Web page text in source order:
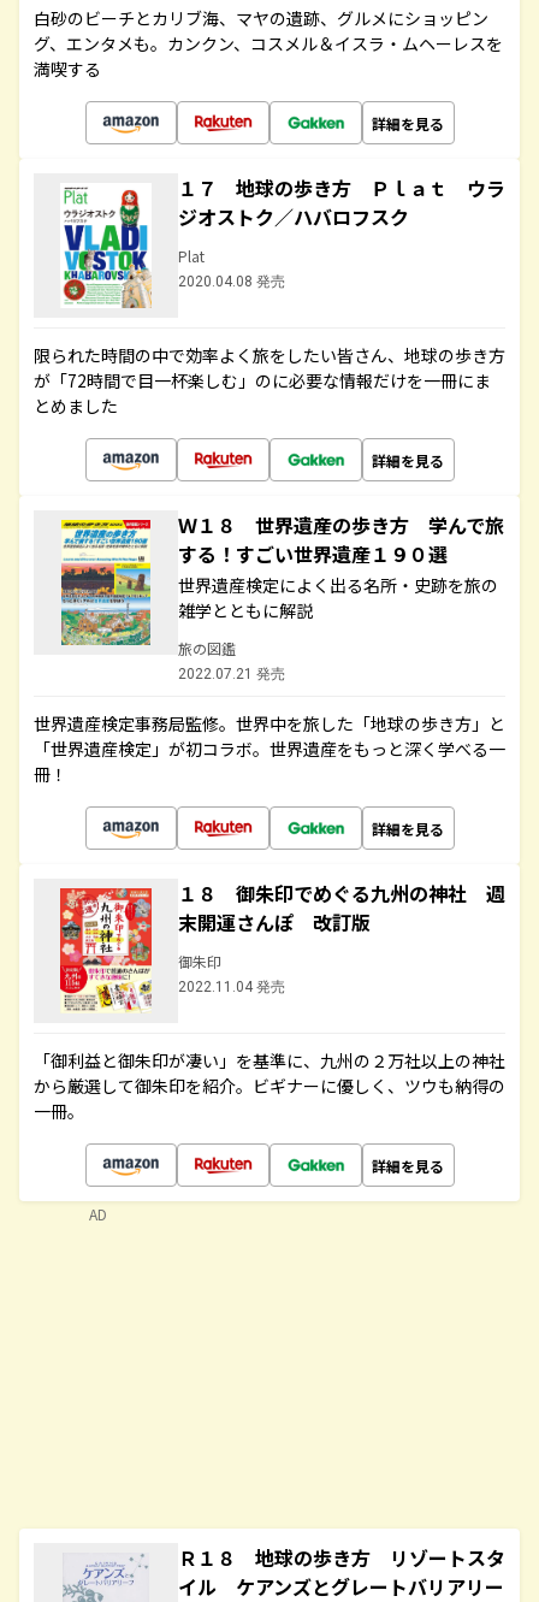
白砂のビーチとカリブ海、マヤの遺跡、グルメにショッピン
グ、エンタメも。カンクン、コスメル＆イスラ・ムヘーレスを
満喫する
詳細を見る
１７ 地球の歩き方 Ｐｌａｔ ウラ
ジオストク／ハバロフスク
Plat
2020.04.08 発売
限られた時間の中で効率よく旅をしたい皆さん、地球の歩き方
が「72時間で目一杯楽しむ」のに必要な情報だけを一冊にま
とめました
詳細を見る
Ｗ１８ 世界遺産の歩き方 学んで旅
する！すごい世界遺産１９０選
世界遺産検定によく出る名所・史跡を旅の
雑学とともに解説
旅の図鑑
2022.07.21 発売
世界遺産検定事務局監修。世界中を旅した「地球の歩き方」と
「世界遺産検定」が初コラボ。世界遺産をもっと深く学べる一
冊！
詳細を見る
１８ 御朱印でめぐる九州の神社 週
末開運さんぽ 改訂版
御朱印
2022.11.04 発売
「御利益と御朱印が凄い」を基準に、九州の２万社以上の神社
から厳選して御朱印を紹介。ビギナーに優しく、ツウも納得の
一冊。
詳細を見る
Ｒ１８ 地球の歩き方 リゾートスタ
イル ケアンズとグレートバリアリー
AD